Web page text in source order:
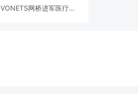
VONETS网桥进军医疗设